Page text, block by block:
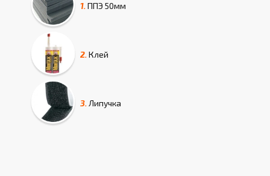
1. ППЭ 50мм
2. Клей
3. Липучка